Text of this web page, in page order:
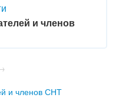
и членов
и членов СНТ